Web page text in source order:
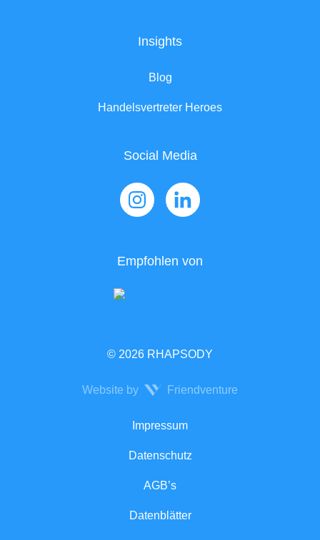
Insights
Blog
Handelsvertreter Heroes
Social Media
Empfohlen von
© 2026 RHAPSODY
Website by Friendventure
Impressum
Datenschutz
AGB’s
Datenblätter